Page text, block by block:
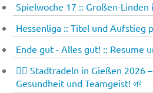
Spielwoche 17 :: Großen-
Hessenliga :: Titel und Aufstieg
Ende gut - Alles gut! :: Resume
🚴‍♂️ Stadtradeln in Gießen 2026
Gesundheit und Teamgeist! 🌱